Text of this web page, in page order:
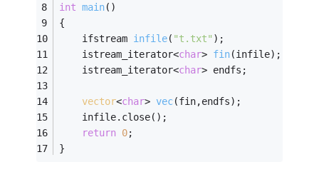
int main()
{
ifstream infile( "t.txt" ) ;
istream_iterator<char> fin(infile) ;
    istream_iterator<
char> endfs;
vector<char> vec(fin,endfs) ;
    infile.close();
return 0;
}